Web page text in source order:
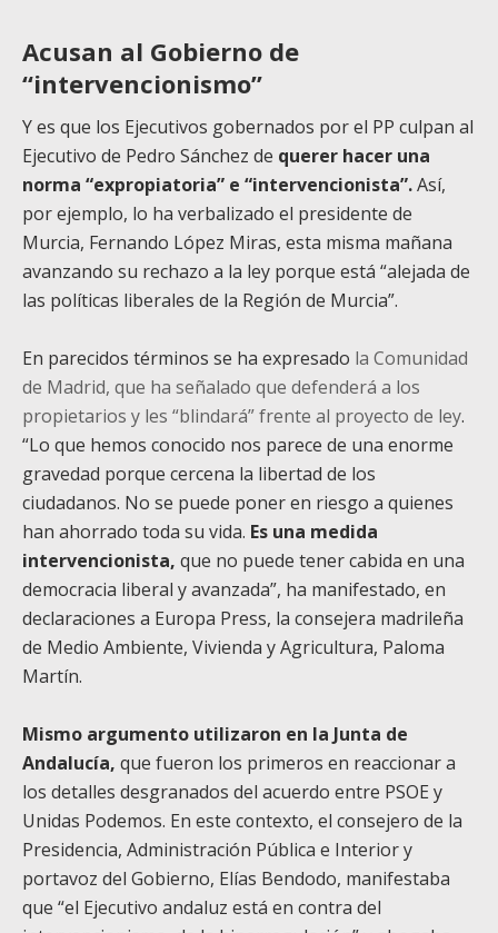
Acusan al Gobierno de
“intervencionismo”
Y es que los Ejecutivos gobernados por el PP culpan al
Ejecutivo de Pedro Sánchez de querer hacer una
norma “expropiatoria” e “intervencionista”.Así,
por ejemplo, lo ha verbalizado el presidente de
Murcia, Fernando López Miras, esta misma mañana
avanzando su rechazo a la ley porque está “alejada de
las políticas liberales de la Región de Murcia”.
En parecidos términos se ha expresado la Comunidad
de Madrid, que ha señalado que defenderá a los
propietarios y les “blindará” frente al proyecto de ley.
“Lo que hemos conocido nos parece de una enorme
gravedad porque cercena la libertad de los
ciudadanos. No se puede poner en riesgo a quienes
han ahorrado toda su vida. Es una medida
intervencionista, que no puede tener cabida en una
democracia liberal y avanzada”, ha manifestado, en
declaraciones a Europa Press, la consejera madrileña
de Medio Ambiente, Vivienda y Agricultura, Paloma
Martín.
Mismo argumento utilizaron en la Junta de
Andalucía, que fueron los primeros en reaccionar a
los detalles desgranados del acuerdo entre PSOE y
Unidas Podemos. En este contexto, el consejero de la
Presidencia, Administración Pública e Interior y
portavoz del Gobierno, Elías Bendodo, manifestaba
que “el Ejecutivo andaluz está en contra del